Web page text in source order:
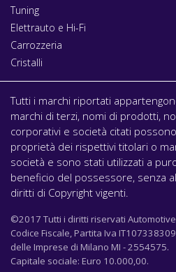
Tuning
Elettrauto e Hi-Fi
Carrozzeria
Cristalli
Tutti i marchi riportati
marchi di terzi, nomi di prodotti,
corporativi e società citati
proprietà dei rispettivi titolari o
società e sono stati utilizzati a
beneficio del possessore, senza
diritti di Copyright vigenti.
©2017 Tutti i diritti riservati
Codice Fiscale, Partita Iva
delle Imprese di Milano MI - 2554575.
Capitale sociale: Euro 10.000,00.